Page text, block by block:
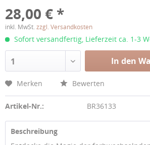
28,00 € *
inkl. MwSt. zzgl. Versandkosten
Sofort versandfertig, Lieferzeit ca. 1-3
1 In den
Merken Bewerten
Artikel-Nr.: BR36133
Beschreibung